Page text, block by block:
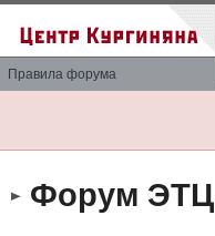
Правила форума
Форум ЭТЦ